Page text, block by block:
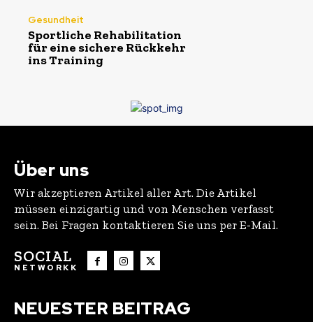
Gesundheit
Sportliche Rehabilitation
für eine sichere Rückkehr
ins Training
Über uns
Wir akzeptieren Artikel aller Art. Die Artikel
müssen einzigartig und von Menschen verfasst
sein. Bei Fragen kontaktieren Sie uns per E-Mail.
SOCIAL
NETWORKK
NEUESTER BEITRAG